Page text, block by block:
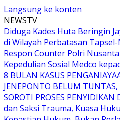
Langsung ke konten
NEWSTV
Diduga Kades Huta Beringin
di Wilayah Perbatasan Tapsel-
Respon Counter Polri
Kepedulian Sosial Medco
8 BULAN KASUS
JENEPONTO BELUM
SOROTI PROSES PENYIDIKAN
dan Saksi Trauma, Kuasa